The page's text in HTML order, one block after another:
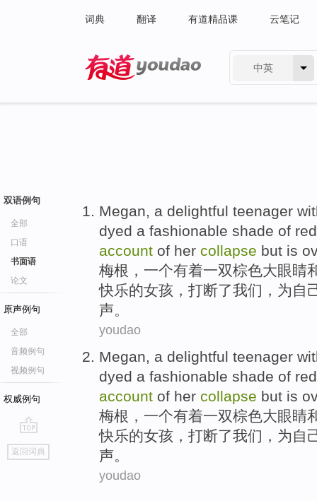
词典 翻译 有道精品课 云笔记
中英
双语例句
全部
口语
书面语
论文
原声例句
全部
音频例句
视频例句
权威例句
go
top
返回词典
Megan, a delightful teenager
dyed a fashionable shade of red
account of her collapse but is
梅根 ， 一个有着一双棕色大眼睛
快乐的女孩 ， 打断了我们， 为 自
声。
youdao
Megan, a delightful teenager
dyed a fashionable shade of red
account of her collapse but is
梅根 ， 一个有着一双棕色大眼睛
快乐的女孩 ， 打断了我们， 为 自
声。
youdao